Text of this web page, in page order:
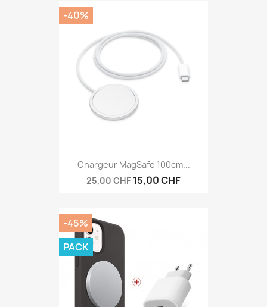
Chargeur MagSafe 100cm...
25,00 CHF 15,00 CHF
-40%
-45%
PACK